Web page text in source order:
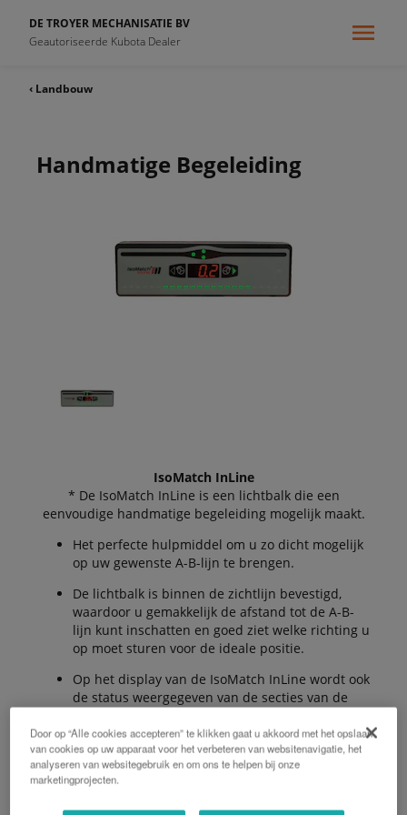
DE TROYER MECHANISATIE BV
Geautoriseerde Kubota Dealer
‹ Landbouw
Handmatige Begeleiding
IsoMatch InLine
* De IsoMatch InLine is een lichtbalk die een
eenvoudige handmatige begeleiding mogelijk maakt.
Het perfecte hulpmiddel om u zo dicht mogelijk
op uw gewenste A-B-lijn te brengen.
De lichtbalk is binnen de zichtlijn bevestigd,
waardoor u gemakkelijk de afstand tot de A-B-
lijn kunt inschatten en goed ziet welke richting u
op moet sturen voor de ideale positie.
Op het display van de IsoMatch InLine wordt ook
de status weergegeven van de secties van de
verhoogt.
De ledverlichting kan tijdens nachtelijke
werkzaamheden worden gedimd.
Door op “Alle cookies accepteren” te klikken gaat u akkoord met het opslaan
van cookies op uw apparaat voor het verbeteren van websitenavigatie, het
analyseren van websitegebruik en om ons te helpen bij onze
marketingprojecten.